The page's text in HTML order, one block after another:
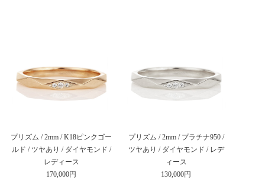
プリズム / 2mm / K18ピンクゴー
ルド / ツヤあり / ダイヤモンド /
レディース
170,000円
プリズム / 2mm / プラチナ950 /
ツヤあり / ダイヤモンド / レデ
ィース
130,000円